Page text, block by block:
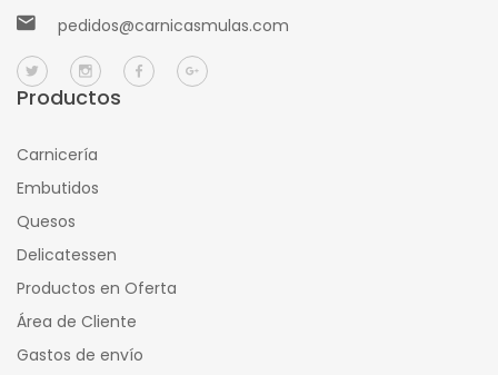
pedidos@carnicasmulas.com
Productos
Carnicería
Embutidos
Quesos
Delicatessen
Productos en Oferta
Área de Cliente
Gastos de envío